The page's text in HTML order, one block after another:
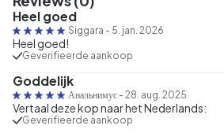
Heel goed
Siggara - 5. jan. 2026
Heel goed!
Geverifieerde aankoop
Goddelijk
Анальнимус - 28. aug. 2025
Vertaal deze kop naar het Nederlands:
Geverifieerde aankoop